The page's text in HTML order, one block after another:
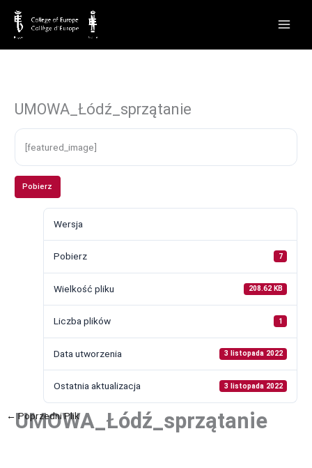
treści
UMOWA_Łódź_sprzątanie
[featured_image]
Pobierz
Wersja
Pobierz 7
Wielkość pliku 208.62 KB
Liczba plików 1
Data utworzenia 3 listopada 2022
Ostatnia aktualizacja 3 listopada 2022
UMOWA_Łódź_sprzątanie
←Poprzedni Plik Następny Plik